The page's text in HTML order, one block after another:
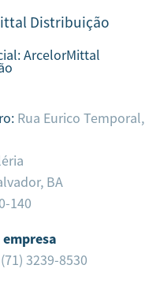
Distribuição
ArcelorMittal
Rua Eurico Temporal,
BA
140
(71) 3239-8530